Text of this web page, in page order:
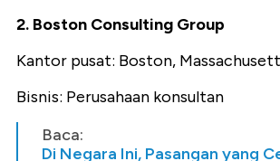
2. Boston Consulting Group
Kantor pusat: Boston,
Bisnis: Perusahaan konsultan
Baca:
Di Negara Ini, Pasangan yang